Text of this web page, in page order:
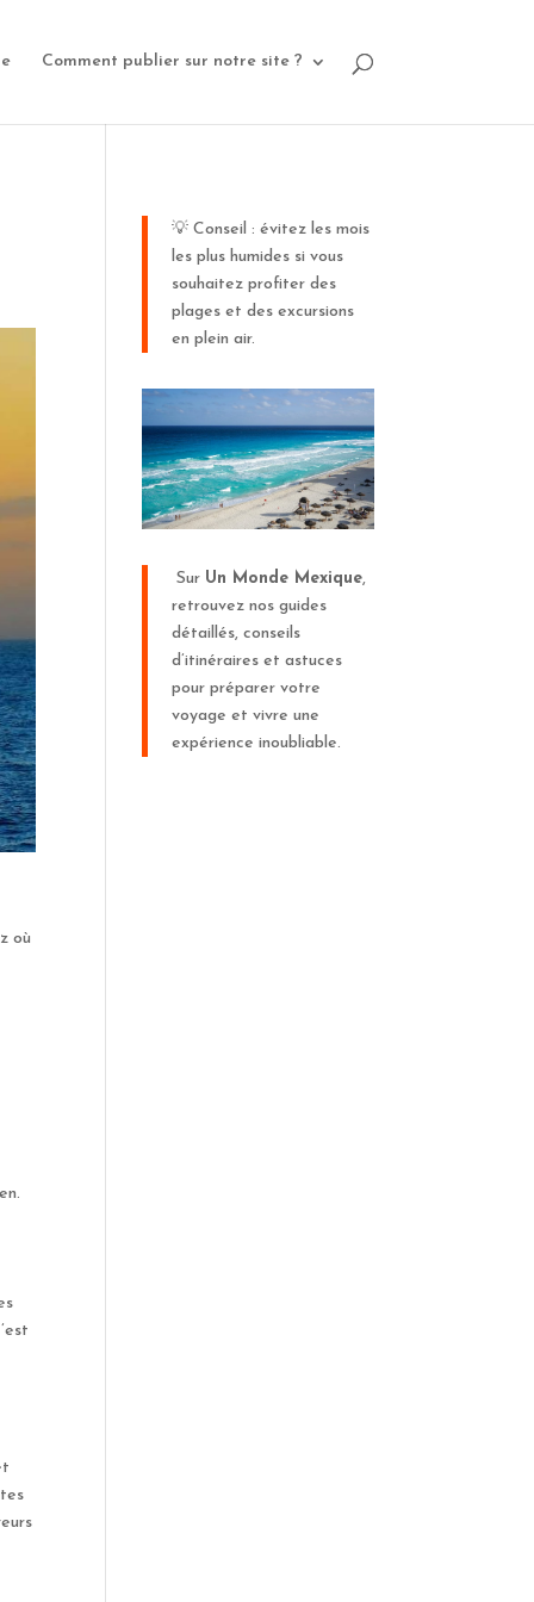
Comment publier sur notre site ?
où
💡 Conseil : évitez les mois
les plus humides si vous
souhaitez profiter des
plages et des excursions
en plein air.
Sur Un Monde Mexique,
retrouvez nos guides
détaillés, conseils
d’itinéraires et astuces
pour préparer votre
voyage et vivre une
expérience inoubliable.